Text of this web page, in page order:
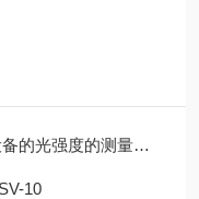
的测量装置 UV-M10-P
10